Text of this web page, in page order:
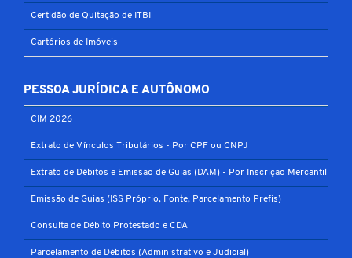
Certidão de Quitação de ITBI
Cartórios de Imóveis
PESSOA JURÍDICA E AUTÔNOMO
CIM 2026
Extrato de Vínculos Tributários - Por CPF ou CNPJ
Extrato de Débitos e Emissão de Guias (DAM) - Por Inscrição Mercantil
Emissão de Guias (ISS Próprio, Fonte, Parcelamento Prefis)
Consulta de Débito Protestado e CDA
Parcelamento de Débitos (Administrativo e Judicial)